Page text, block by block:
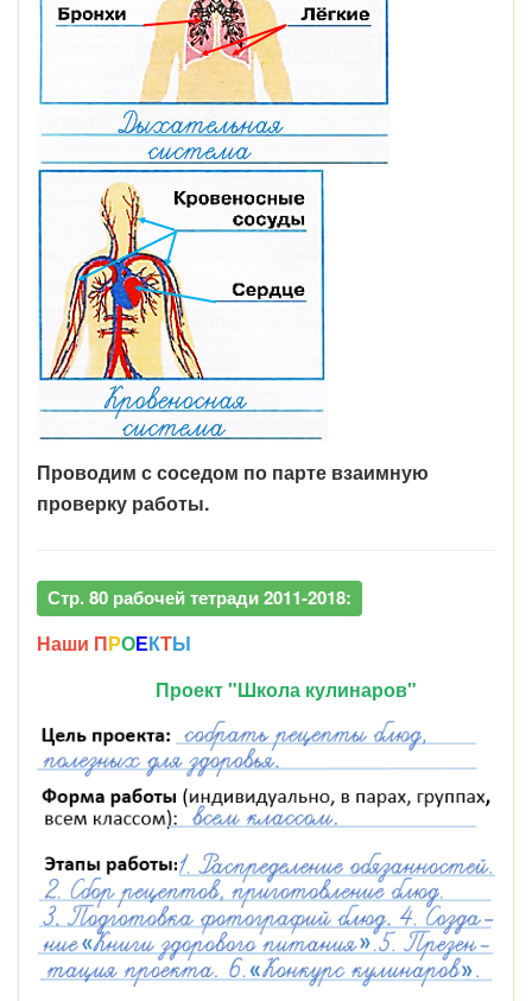
Проводим с соседом по парте взаимную
проверку работы.
Стр. 80 рабочей тетради 2011-2018:
Наши ПРОЕКТЫ
Проект "Школа кулинаров"